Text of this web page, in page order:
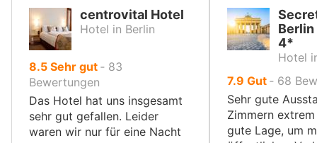
centrovital Hotel
Hotel in Berlin
8.5von
10,
Sehr gut ‐ 83
Bewertungen
Das Hotel hat uns insgesamt
sehr gut gefallen. Leider
waren wir nur für eine Nacht
4*
Hotel
7.9 von
10,
Gut ‐ 68
Sehr gute
Zimmern
gute Lage, um